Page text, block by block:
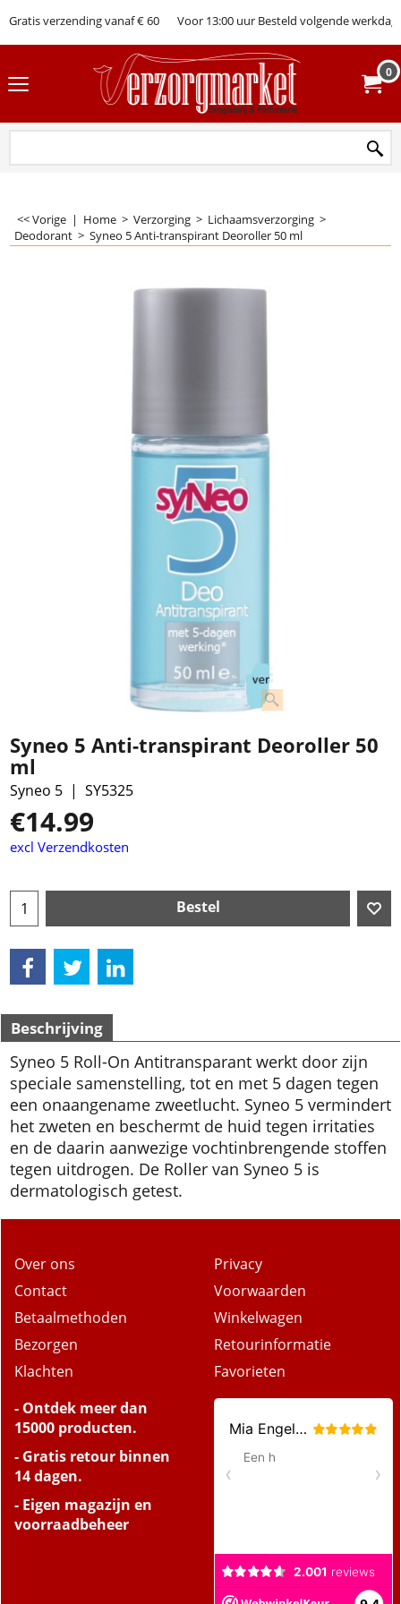
Gratis verzending vanaf € 60 Voor 13:00 uur Besteld volgende werkdag
0
<< Vorige | Home > Verzorging > Lichaamsverzorging >
Deodorant > Syneo 5 Anti-transpirant Deoroller 50 ml
Syneo 5 Anti-transpirant Deoroller 50
ml
Syneo 5 SY5325
€14.99
excl Verzendkosten
Bestel
Beschrijving
Syneo 5 Roll-On Antitransparant werkt door zijn
speciale samenstelling, tot en met 5 dagen tegen
een onaangename zweetlucht. Syneo 5 vermindert
het zweten en beschermt de huid tegen irritaties
en de daarin aanwezige vochtinbrengende stoffen
tegen uitdrogen. De Roller van Syneo 5 is
dermatologisch getest.
Over ons
Contact
Betaalmethoden
Bezorgen
Klachten
Privacy
Voorwaarden
Winkelwagen
Retourinformatie
Favorieten
- Ontdek meer dan
15000 producten.
- Gratis retour binnen
14 dagen.
- Eigen magazijn en
voorraadbeheer